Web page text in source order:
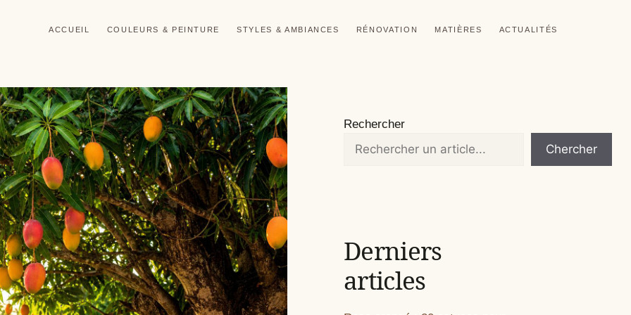
ACCUEIL COULEURS & PEINTURE STYLES & AMBIANCES RÉNOVATION MATIÈRES ACTUALITÉS
Rechercher
Chercher
Derniers
articles